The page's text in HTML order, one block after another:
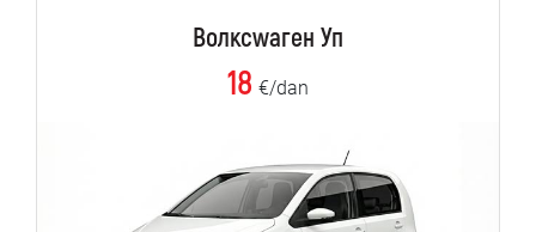
Волксwаген Уп
18 €/dan